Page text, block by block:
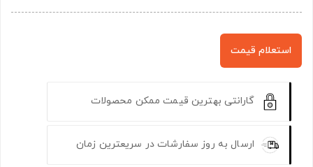
استعلام قیمت
گارانتی بهترین قیمت ممکن محصولات
ارسال به روز سفارشات در سریعترین زمان